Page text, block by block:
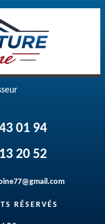
01 94
20 52
RÉSERVÉS